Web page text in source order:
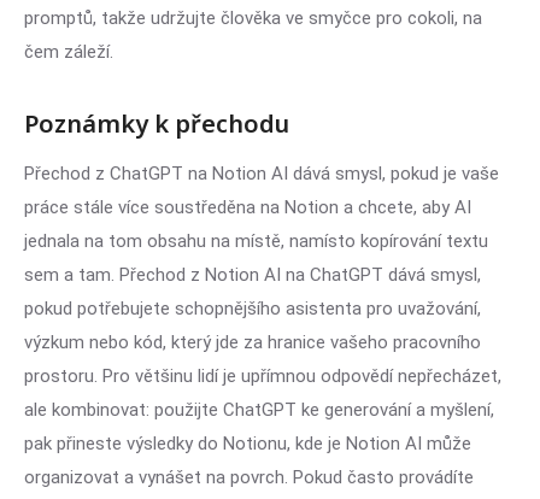
promptů, takže udržujte člověka ve smyčce pro cokoli, na
čem záleží.
Poznámky k přechodu
Přechod z ChatGPT na Notion AI dává smysl, pokud je vaše
práce stále více soustředěna na Notion a chcete, aby AI
jednala na tom obsahu na místě, namísto kopírování textu
sem a tam. Přechod z Notion AI na ChatGPT dává smysl,
pokud potřebujete schopnějšího asistenta pro uvažování,
výzkum nebo kód, který jde za hranice vašeho pracovního
prostoru. Pro většinu lidí je upřímnou odpovědí nepřecházet,
ale kombinovat: použijte ChatGPT ke generování a myšlení,
pak přineste výsledky do Notionu, kde je Notion AI může
organizovat a vynášet na povrch. Pokud často provádíte